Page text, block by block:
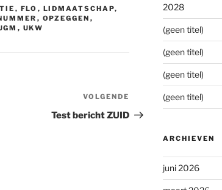
, FLO , LIDMAATSCHAP,
, OPZEGGEN ,
, UKW
Volgend
bericht
VOLGENDE
Test bericht ZUID
2028
(geen titel)
(geen titel)
(geen titel)
(geen titel)
ARCHIEVEN
juni 2026